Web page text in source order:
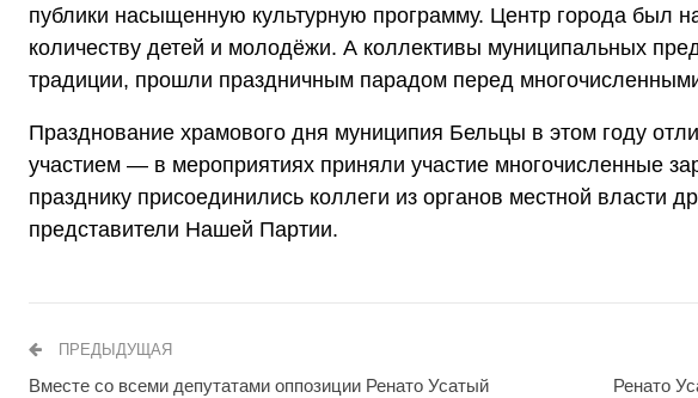
публики насыщенную культурную программу. Центр города был
количеству детей и молодёжи. А коллективы муниципальных
традиции, прошли праздничным парадом перед
Празднование храмового дня муниципия Бельцы в этом году
участием — в мероприятиях приняли участие многочисленные
празднику присоединились коллеги из органов местной власти
представители Нашей Партии.
ПРЕДЫДУЩАЯ
Вместе со всеми депутатами оппозиции Ренато Усатый
Ренато